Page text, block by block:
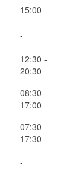
15:00
-
12:30 -
20:30
08:30 -
17:00
07:30 -
17:30
-